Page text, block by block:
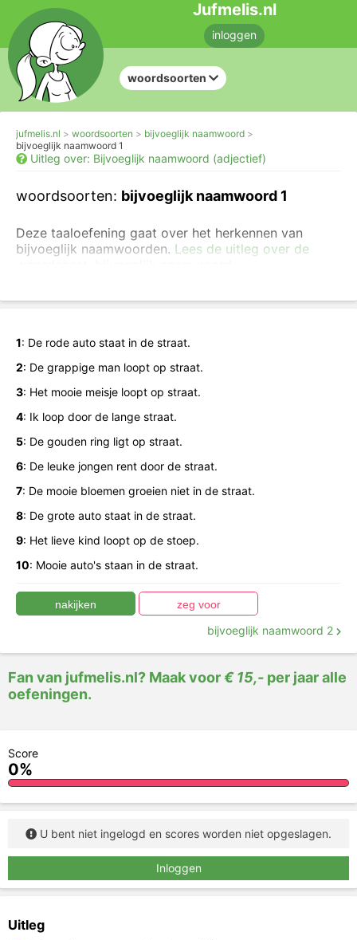
Jufmelis.nl
inloggen
woordsoorten
jufmelis.nl woordsoorten
bijvoeglijk naamwoord
bijvoeglijk naamwoord 1
Uitleg over: Bijvoeglijk naamwoord (adjectief)
woordsoorten: bijvoeglijk naamwoord 1
Deze taaloefening gaat over het herkennen van
bijvoeglijk naamwoorden. Lees de uitleg over de
Klik op de bijvoeglijk naamwoorden. Pas als je alles
1: De rode auto staat in de straat.
2: De grappige man loopt op straat.
3: Het mooie meisje loopt op straat.
4: Ik loop door de lange straat.
5: De gouden ring ligt op straat.
6: De leuke jongen rent door de straat.
7: De mooie bloemen groeien niet in de straat.
8: De grote auto staat in de straat.
9: Het lieve kind loopt op de stoep.
10: Mooie auto's staan in de straat.
bijvoeglijk naamwoord 2
Fan van jufmelis.nl? Maak voor€ 15,- per jaar alle
oefeningen.
U bent niet ingelogd en scores worden niet opgeslagen.
Inloggen
Score
0%
Uitleg